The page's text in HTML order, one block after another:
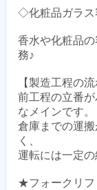
◇化粧品ガラ
香水や化粧品
務♪
【製造工程の流
前工程の立番
なメインです。
倉庫までの運
く、
運転には一定の
★フォークリフ